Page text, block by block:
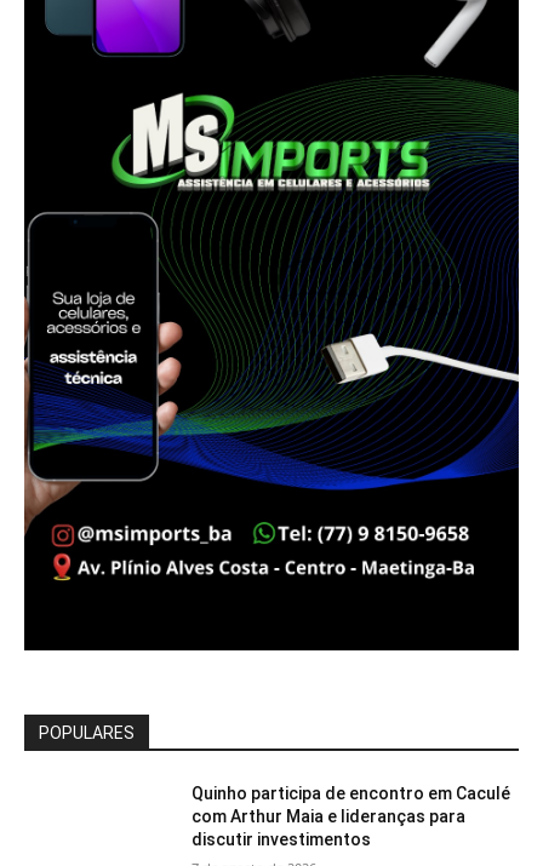
POPULARES
Quinho participa de encontro em Caculé
com Arthur Maia e lideranças para
discutir investimentos